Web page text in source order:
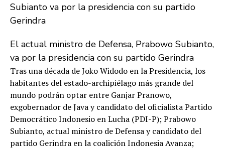
El actual ministro de Defensa, Prabowo Subianto,
va por la presidencia con su partido Gerindra
Tras una década de Joko Widodo en la Presidencia, los
habitantes del estado-archipiélago más grande del
mundo podrán optar entre Ganjar Pranowo,
exgobernador de Java y candidato del oficialista Partido
Democrático Indonesio en Lucha (PDI-P); Prabowo
Subianto, actual ministro de Defensa y candidato del
partido Gerindra en la coalición Indonesia Avanza;